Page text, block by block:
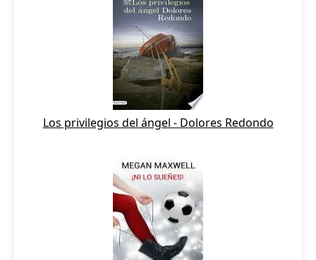
Los privilegios del ángel - Dolores Redondo